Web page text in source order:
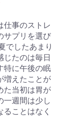
仕事のストレ
サプリを選び
でしたあまり
たのは毎日
特に午後の眠
増えたことが
た当初は胃が
一週間は少し
ことはなく